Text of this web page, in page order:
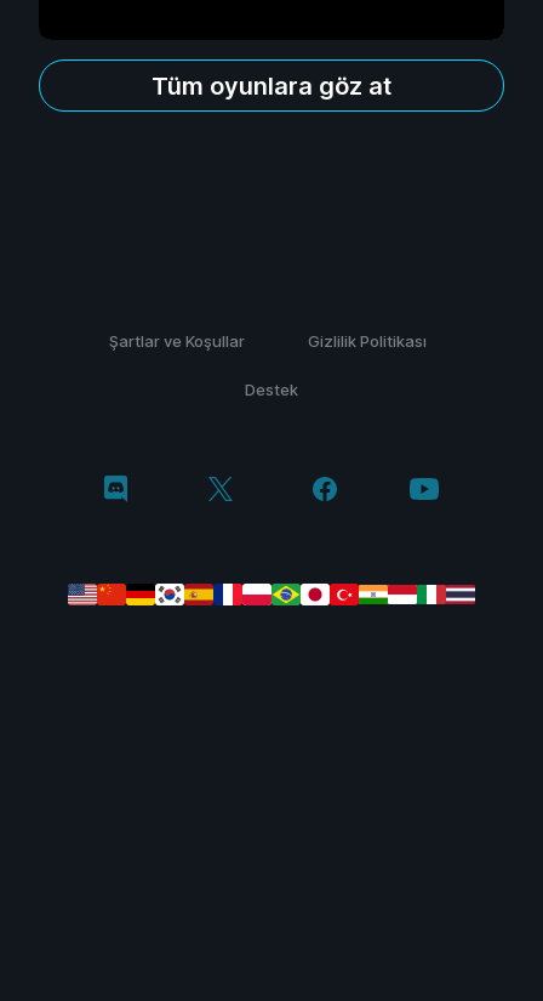
Tüm oyunlara göz at
Şartlar ve Koşullar Gizlilik Politikası
Destek